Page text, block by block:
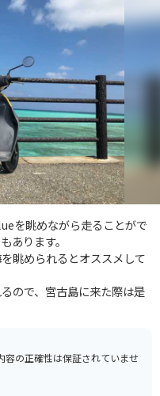
を眺めながら走ることがで
あります。
眺められるとオススメして
ので、宮古島に来た際は是
の正確性は保証されていませ